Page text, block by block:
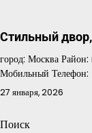
Стильный
город: Москва
Мобильный
27 января, 2026
Поиск